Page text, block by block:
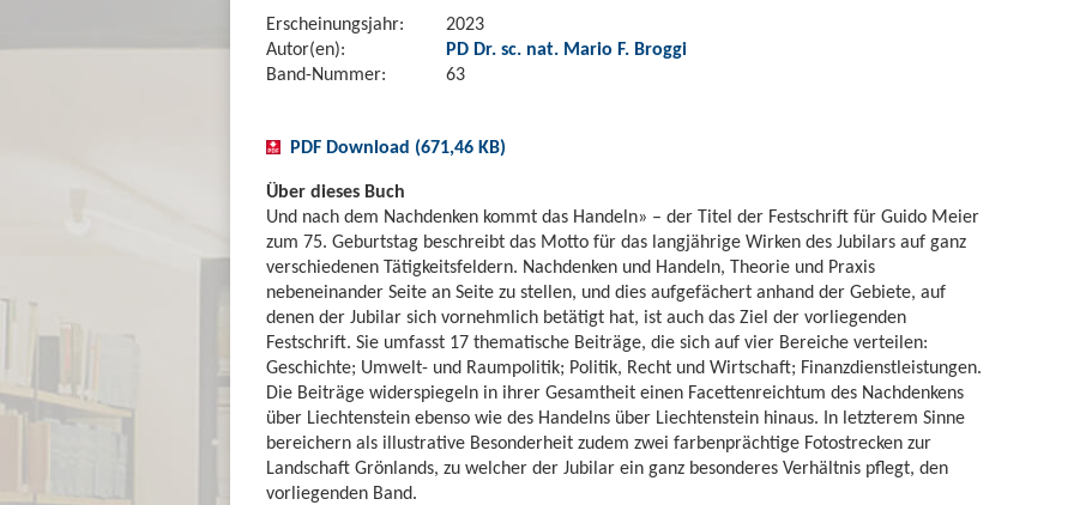
Erscheinungsjahr:
2023
Autor(en):
PD Dr. sc. nat. Mario F. Broggi
Band-Nummer:
63
PDF Download (671,46 KB)
Über dieses Buch
Und nach dem Nachdenken kommt das Handeln» – der Titel der Festschrift für Guido Meier
zum 75. Geburtstag beschreibt das Motto für das langjährige Wirken des Jubilars auf ganz
verschiedenen Tätigkeitsfeldern. Nachdenken und Handeln, Theorie und Praxis
nebeneinander Seite an Seite zu stellen, und dies aufgefächert anhand der Gebiete, auf
denen der Jubilar sich vornehmlich betätigt hat, ist auch das Ziel der vorliegenden
Festschrift. Sie umfasst 17 thematische Beiträge, die sich auf vier Bereiche verteilen:
Geschichte; Umwelt- und Raumpolitik; Politik, Recht und Wirtschaft; Finanzdienstleistungen.
Die Beiträge widerspiegeln in ihrer Gesamtheit einen Facettenreichtum des Nachdenkens
über Liechtenstein ebenso wie des Handelns über Liechtenstein hinaus. In letzterem Sinne
bereichern als illustrative Besonderheit zudem zwei farbenprächtige Fotostrecken zur
Landschaft Grönlands, zu welcher der Jubilar ein ganz besonderes Verhältnis pflegt, den
vorliegenden Band.